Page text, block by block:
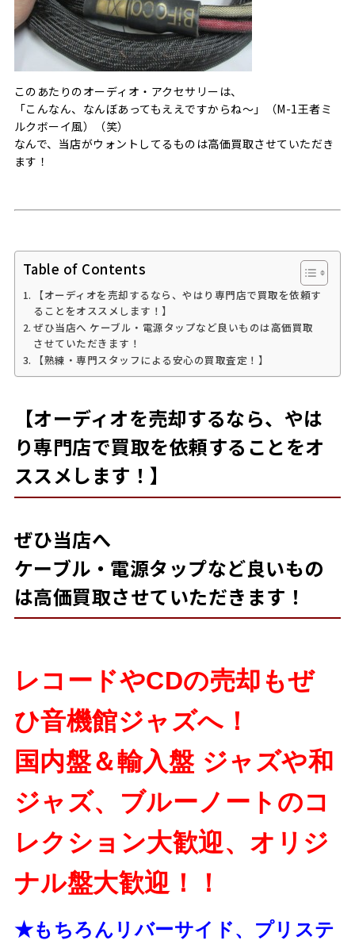
このあたりのオーディオ・アクセサリーは、
「こんなん、なんぼあってもええですからね～」（M-1王者ミ
ルクボーイ風）（笑）
なんで、当店がウォントしてるものは高価買取させていただき
ます！
Table of Contents
【オーディオを売却するなら、やはり専門店で買取を依頼す
ることをオススメします！】
ぜひ当店へ ケーブル・電源タップなど良いものは高価買取
させていただきます！
【熟練・専門スタッフによる安心の買取査定！】
【オーディオを売却するなら、やは
り専門店で買取を依頼することをオ
ススメします！】
ぜひ当店へ
ケーブル・電源タップなど良いもの
は高価買取させていただきます！
レコードやCDの売却もぜ
ひ音機館ジャズへ！
国内盤＆輸入盤 ジャズや和
ジャズ、ブルーノートのコ
レクション大歓迎、オリジ
ナル盤大歓迎！！
★もちろんリバーサイド、プリステ